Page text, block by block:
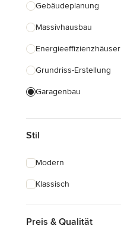
Einbauschränke
Gebäudeplanung
Massivhausbau
Energieeffizienzhäuser
Grundriss-Erstellung
Garagenbau
Baudenkmalpflege
Alle anzeigen
Stil
Modern
Klassisch
Preis & Qualität